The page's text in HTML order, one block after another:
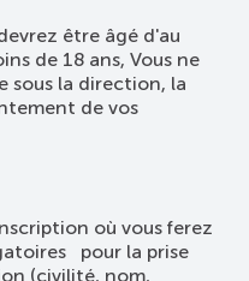
être âgé d'au
de 18 ans, Vous ne
sous la direction, la
de vos
où vous ferez
pour la prise
(civilité, nom,